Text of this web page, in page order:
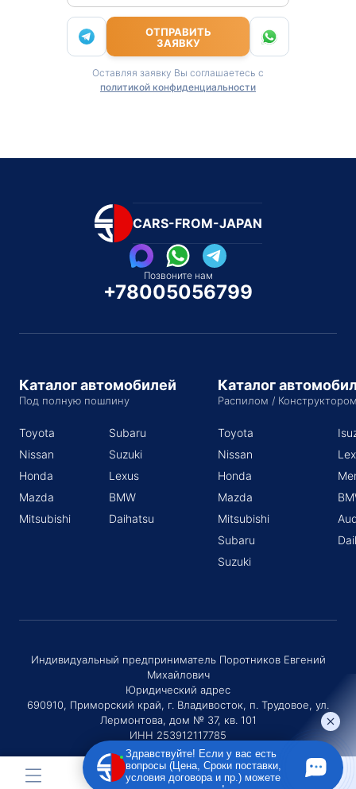
ОТПРАВИТЬ
ЗАЯВКУ
Оставляя заявку Вы соглашаетесь с
политикой конфиденциальности
CARS-FROM-JAPAN
Позвоните нам
+78005056799
Каталог автомобилей
Под полную пошлину
Toyota
Nissan
Honda
Mazda
Mitsubishi
Subaru
Suzuki
Lexus
BMW
Daihatsu
Каталог
Распилом /
Toyota
Nissan
Honda
Mazda
Mitsubishi
Subaru
Suzuki
Индивидуальный предприниматель Поротников Евгений
Михайлович
Юридический адрес
690910, Приморский край, г. Владивосток, п. Трудовое, ул.
Лермонтова, дом № 37, кв. 101
ИНН 253912117785
ОГРНИП 320253600036730
Здравствуйте! Если у вас есть
вопросы (Цена, Сроки поставки,
условия договора и пр.) можете